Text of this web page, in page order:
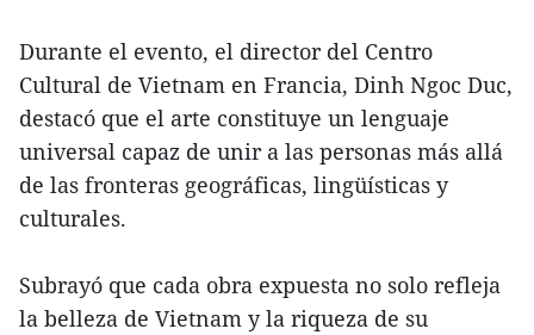
Durante el evento, el director del Centro
Cultural de Vietnam en Francia, Dinh Ngoc Duc,
destacó que el arte constituye un lenguaje
universal capaz de unir a las personas más allá
de las fronteras geográficas, lingüísticas y
culturales.
Subrayó que cada obra expuesta no solo refleja
la belleza de Vietnam y la riqueza de su